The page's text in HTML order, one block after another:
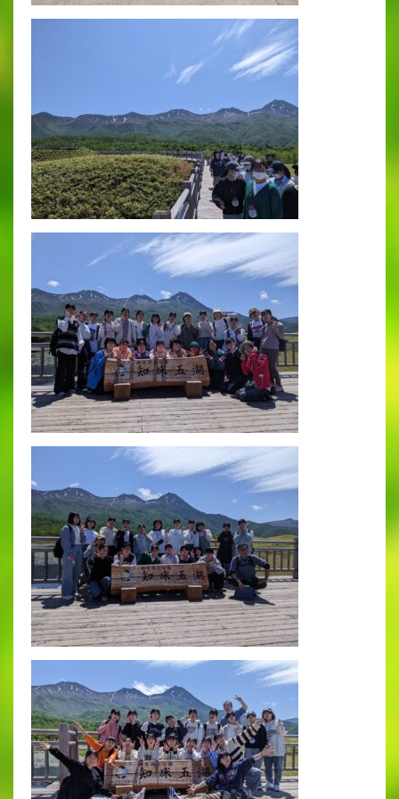
制服紹介
2027年度 入試について
出願時申請書類ダウンロード
帰国子女・転編入試験募集要項
入学金・学費
特待生・学費減免制度
入試関連よくある質問
入試イベント情報
進路実績
推薦制度
進路指導